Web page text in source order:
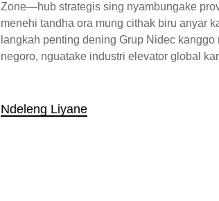
Zone—hub strategis sing nyambungake
menehi tandha ora mung cithak biru anyar
langkah penting dening Grup Nidec
negoro, nguatake industri elevator global
Ndeleng Liyane